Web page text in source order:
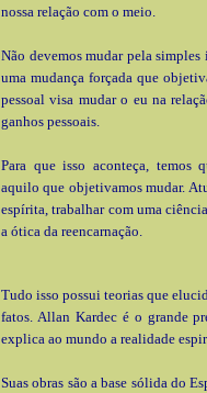
nossa relação com o meio.
Não devemos mudar pela
uma mudança forçada que
pessoal visa mudar o eu na
ganhos pessoais.
Para que isso aconteça, temos
aquilo que objetivamos mudar.
espírita, trabalhar com uma
a ótica da reencarnação.
Tudo isso possui teorias que
fatos. Allan Kardec é o grande
explica ao mundo a realidade
Suas obras são a base sólida do